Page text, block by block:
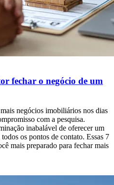
fechar o negócio de um
negócios imobiliários nos dias
com a pesquisa.
inabalável de oferecer um
os pontos de contato. Essas 7
mais preparado para fechar mais